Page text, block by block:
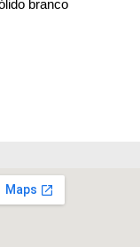
branco